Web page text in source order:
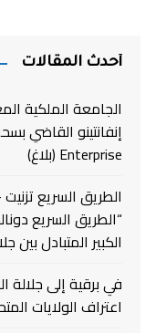
أحدث المقالات
الجامعة الملكية
Enterprise (بلاغ)
الطريق السريع
“الطريق السريع
الكبير المتبادل بين
في برقية إلى جلالة
اعتراف الولايات